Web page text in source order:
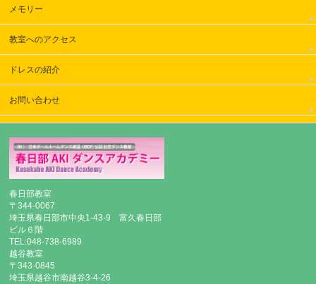
メモリー
教室へのアクセス
ドレスの紹介
お問い合わせ
春日部教室
〒344-0067
埼玉県春日部市中央1-43-9 富久春日部
ビル６階
TEL:048-738-6989
越谷教室
〒343-0845
埼玉県越谷市南越谷3-4-26